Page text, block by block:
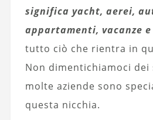
significa yacht, aerei,
appartamenti, vacanze
tutto ciò che rientra in
Non dimentichiamoci dei
molte aziende sono
questa nicchia.